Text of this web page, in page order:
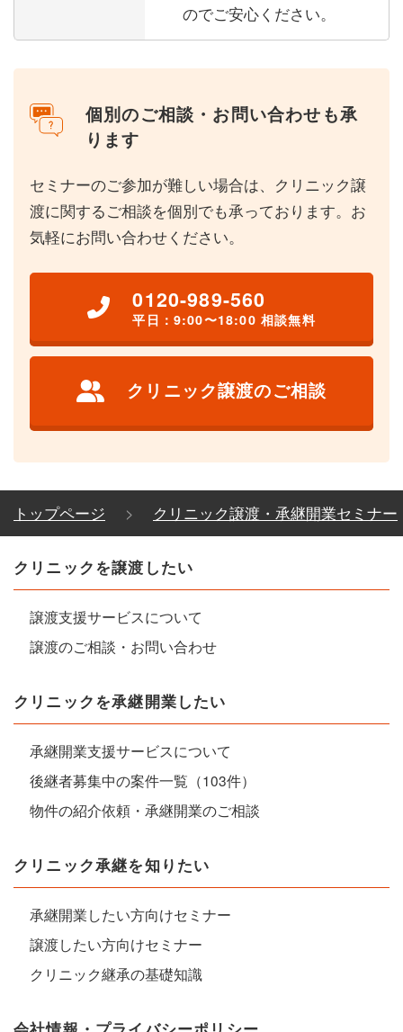
のでご安心ください。
個別のご相談・お問い合わせも承
ります
セミナーのご参加が難しい場合は、クリニック譲
渡に関するご相談を個別でも承っております。お
気軽にお問い合わせください。
0120-989-560
平日：9:00〜18:00 相談無料
クリニック譲渡のご相談
トップページ クリニック譲渡・承継開業セミナー
クリニックを譲渡したい
譲渡支援サービスについて
譲渡のご相談・お問い合わせ
クリニックを承継開業したい
承継開業支援サービスについて
後継者募集中の案件一覧（103件）
物件の紹介依頼・承継開業のご相談
クリニック承継を知りたい
承継開業したい方向けセミナー
譲渡したい方向けセミナー
クリニック継承の基礎知識